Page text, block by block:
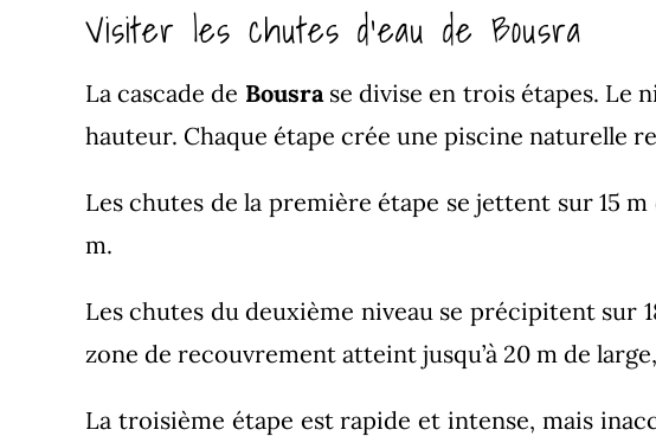
Visiter les chutes d’eau de Bousra
La cascade de Bousrase divise en trois étapes. Le
hauteur. Chaque étape crée une piscine naturelle
Les chutes de la première étape se jettent sur 15
m.
Les chutes du deuxième niveau se précipitent sur
zone de recouvrement atteint jusqu’à 20 m de
La troisième étape est rapide et intense, mais